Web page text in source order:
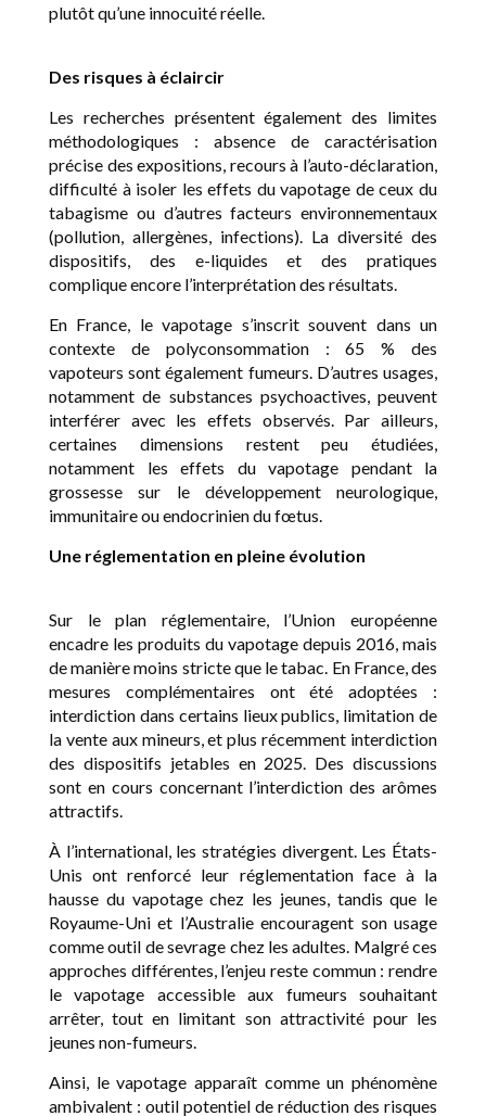
plutôt qu’une innocuité réelle.
Des risques à éclaircir
Les recherches présentent également des limites
méthodologiques : absence de caractérisation
précise des expositions, recours à l’auto-déclaration,
difficulté à isoler les effets du vapotage de ceux du
tabagisme ou d’autres facteurs environnementaux
(pollution, allergènes, infections). La diversité des
dispositifs, des e-liquides et des pratiques
complique encore l’interprétation des résultats.
En France, le vapotage s’inscrit souvent dans un
contexte de polyconsommation : 65 % des
vapoteurs sont également fumeurs. D’autres usages,
notamment de substances psychoactives, peuvent
interférer avec les effets observés. Par ailleurs,
certaines dimensions restent peu étudiées,
notamment les effets du vapotage pendant la
grossesse sur le développement neurologique,
immunitaire ou endocrinien du fœtus.
Une réglementation en pleine évolution
Sur le plan réglementaire, l’Union européenne
encadre les produits du vapotage depuis 2016, mais
de manière moins stricte que le tabac. En France, des
mesures complémentaires ont été adoptées :
interdiction dans certains lieux publics, limitation de
la vente aux mineurs, et plus récemment interdiction
des dispositifs jetables en 2025. Des discussions
sont en cours concernant l’interdiction des arômes
attractifs.
À l’international, les stratégies divergent. Les États-
Unis ont renforcé leur réglementation face à la
hausse du vapotage chez les jeunes, tandis que le
Royaume-Uni et l’Australie encouragent son usage
comme outil de sevrage chez les adultes. Malgré ces
approches différentes, l’enjeu reste commun : rendre
le vapotage accessible aux fumeurs souhaitant
arrêter, tout en limitant son attractivité pour les
jeunes non-fumeurs.
Ainsi, le vapotage apparaît comme un phénomène
ambivalent : outil potentiel de réduction des risques